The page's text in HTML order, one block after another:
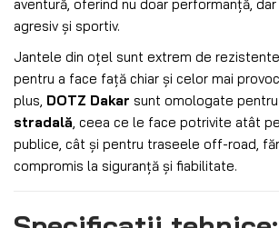
aventură, oferind nu doar performanță,
agresiv și sportiv.
Jantele din oțel sunt extrem de
pentru a face față chiar și celor mai
plus, DOTZ Dakar sunt omologate pentru
stradală, ceea ce le face potrivite atât
publice, cât și pentru traseele off-road,
compromis la siguranță și fiabilitate.